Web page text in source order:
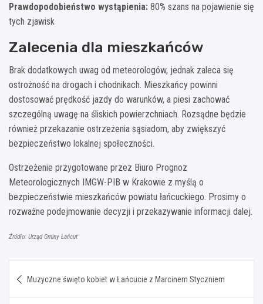
Prawdopodobieństwo wystąpienia: 80% szans na pojawienie się
tych zjawisk
Zalecenia dla mieszkańców
Brak dodatkowych uwag od meteorologów, jednak zaleca się
ostrożność na drogach i chodnikach. Mieszkańcy powinni
dostosować prędkość jazdy do warunków, a piesi zachować
szczególną uwagę na śliskich powierzchniach. Rozsądne będzie
również przekazanie ostrzeżenia sąsiadom, aby zwiększyć
bezpieczeństwo lokalnej społeczności.
Ostrzeżenie przygotowane przez Biuro Prognoz
Meteorologicznych IMGW-PIB w Krakowie z myślą o
bezpieczeństwie mieszkańców powiatu łańcuckiego. Prosimy o
rozważne podejmowanie decyzji i przekazywanie informacji dalej.
Źródło: Urząd Gminy Łańcut
wpisu
Muzyczne święto kobiet w Łańcucie z Marcinem Styczniem